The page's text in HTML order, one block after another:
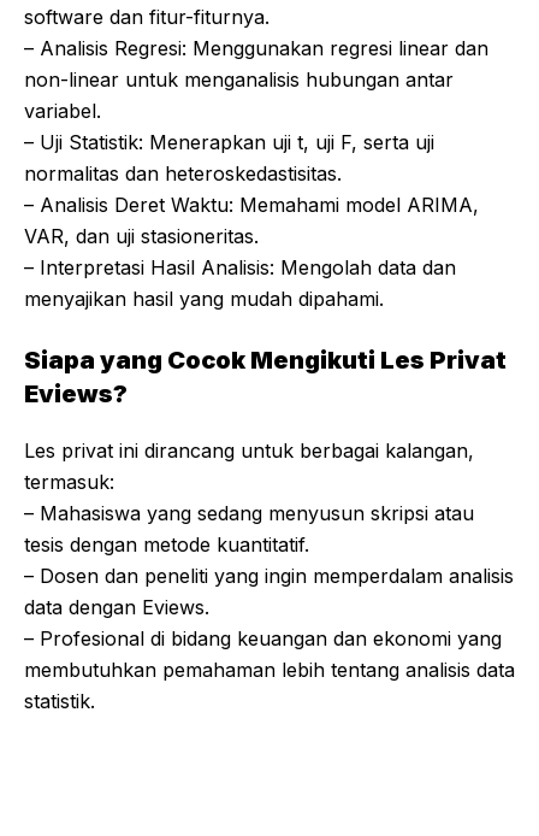
software dan fitur-fiturnya.
– Analisis Regresi: Menggunakan regresi linear dan
non-linear untuk menganalisis hubungan antar
variabel.
– Uji Statistik: Menerapkan uji t, uji F, serta uji
normalitas dan heteroskedastisitas.
– Analisis Deret Waktu: Memahami model ARIMA,
VAR, dan uji stasioneritas.
– Interpretasi Hasil Analisis: Mengolah data dan
menyajikan hasil yang mudah dipahami.
Siapa yang Cocok Mengikuti Les Privat
Eviews?
Les privat ini dirancang untuk berbagai kalangan,
termasuk:
– Mahasiswa yang sedang menyusun skripsi atau
tesis dengan metode kuantitatif.
– Dosen dan peneliti yang ingin memperdalam analisis
data dengan Eviews.
– Profesional di bidang keuangan dan ekonomi yang
membutuhkan pemahaman lebih tentang analisis data
statistik.